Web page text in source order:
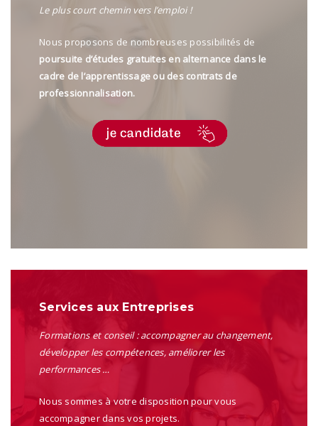
Le plus court chemin vers l’emploi !
Nous proposons de nombreuses possibilités de
poursuite d’études gratuites en alternance dans le
cadre de l’apprentissage ou des contrats de
professionnalisation.
Services aux Entreprises
Formations et conseil : accompagner au changement,
développer les compétences, améliorer les
performances …
Nous sommes à votre disposition pour vous
accompagner dans vos projets.